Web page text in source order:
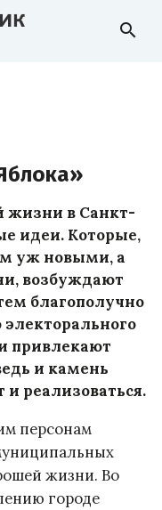
search
жизни в Санкт-
идеи. Которые,
уж новыми, а
возбуждают
благополучно
привлекают
и камень
реализоваться.
персонам
жизни. Во
городе